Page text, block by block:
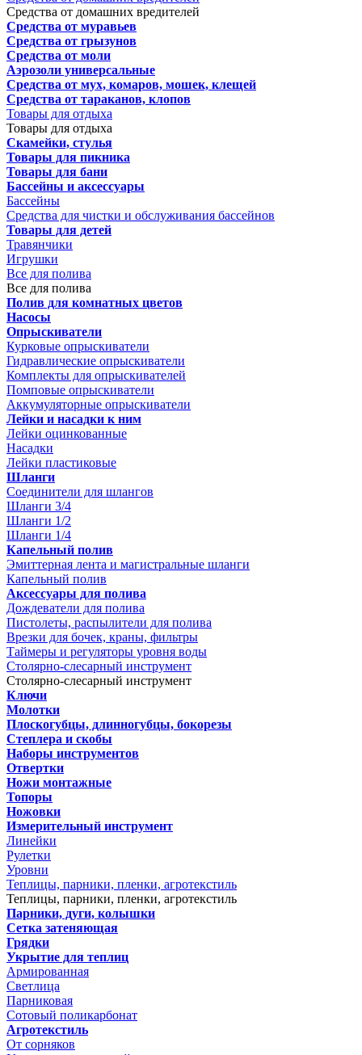
Средства от домашних вредителей
Средства от муравьев
Средства от грызунов
Средства от моли
Аэрозоли универсальные
Средства от мух, комаров, мошек, клещей
Средства от тараканов, клопов
Товары для отдыха
Товары для отдыха
Скамейки, стулья
Товары для пикника
Товары для бани
Бассейны и аксессуары
Бассейны
Средства для чистки и обслуживания бассейнов
Товары для детей
Травянчики
Игрушки
Все для полива
Все для полива
Полив для комнатных цветов
Насосы
Опрыскиватели
Курковые опрыскиватели
Гидравлические опрыскиватели
Комплекты для опрыскивателей
Помповые опрыскиватели
Аккумуляторные опрыскиватели
Лейки и насадки к ним
Лейки оцинкованные
Насадки
Лейки пластиковые
Шланги
Соединители для шлангов
Шланги 3/4
Шланги 1/2
Шланги 1/4
Капельный полив
Эмиттерная лента и магистральные шланги
Капельный полив
Аксессуары для полива
Дождеватели для полива
Пистолеты, распылители для полива
Врезки для бочек, краны, фильтры
Таймеры и регуляторы уровня воды
Столярно-слесарный инструмент
Столярно-слесарный инструмент
Ключи
Молотки
Плоскогубцы, длинногубцы, бокорезы
Степлера и скобы
Наборы инструментов
Отвертки
Ножи монтажные
Топоры
Ножовки
Измерительный инструмент
Линейки
Рулетки
Уровни
Теплицы, парники, пленки, агротекстиль
Теплицы, парники, пленки, агротекстиль
Парники, дуги, колышки
Сетка затеняющая
Грядки
Укрытие для теплиц
Армированная
Светлица
Парниковая
Сотовый поликарбонат
Агротекстиль
От сорняков